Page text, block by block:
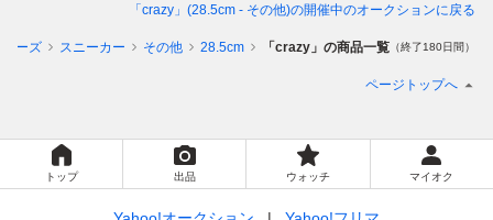
「crazy」(28.5cm - その他)の開催中のオークションに戻る
ーズ スニーカー その他 28.5cm 「crazy」の商品一覧 （終了180日間）
ページトップへ
トップ 出品 ウォッチ マイオク